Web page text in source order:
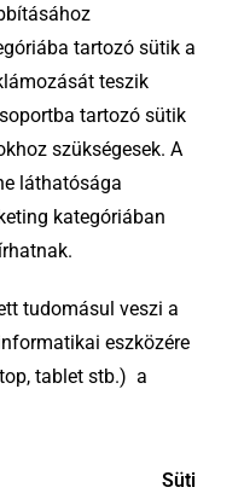
tartozó sütik a
teszik
tartozó sütik
szükségesek. A
láthatósága
kategóriában
veszi a
eszközére
tablet stb.) a
Süti